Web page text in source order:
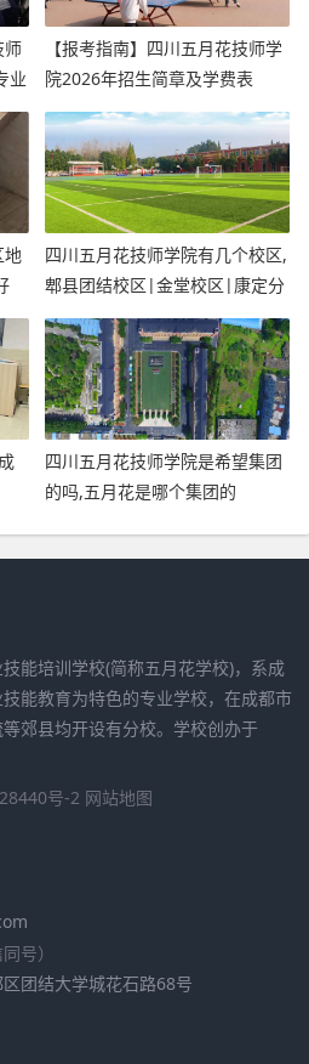
师
业
【报考指南】四川五月花技师学
院2026年招生简章及学费表
地
四川五月花技师学院有几个校区,
郫县团结校区|金堂校区|康定分
校
四川五月花技师学院是希望集团
的吗,五月花是哪个集团的
能培训学校(简称五月花学校)，系成
能教育为特色的专业学校，在成都市
郊县均开设有分校。学校创办于
号-2 网站地图
号）
团结大学城花石路68号